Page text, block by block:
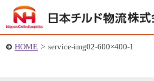
HOME > service-img02-600×400-1